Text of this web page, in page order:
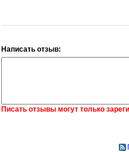
Написать отзыв:
Писать отзывы могут только